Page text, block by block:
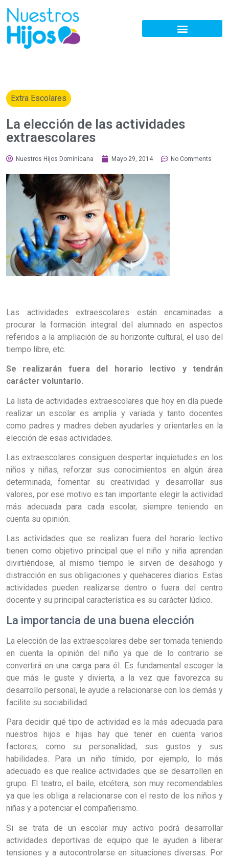
Extra Escolares
La elección de las actividades
extraescolares
Nuestros Hijos Dominicana Mayo 29, 2014 No Comments
Las actividades extraescolares están encaminadas a
procurar la formación integral del alumnado en aspectos
referidos a la ampliación de su horizonte cultural, el uso del
tiempo libre, etc.
Se realizarán fuera del horario lectivo y tendrán
carácter voluntario.
La lista de actividades extraescolares que hoy en día puede
realizar un escolar es amplia y variada y tanto docentes
como padres y madres deben ayudarles y orientarles en la
elección de esas actividades.
Las extraescolares consiguen despertar inquietudes en los
niños y niñas, reforzar sus conocimientos en algún área
determinada, fomentar su creatividad y desarrollar sus
valores, por ese motivo es tan importante elegir la actividad
más adecuada para cada escolar, siempre teniendo en
cuenta su opinión.
Las actividades que se realizan fuera del horario lectivo
tienen como objetivo principal que el niño y niña aprendan
divirtiéndose, al mismo tiempo le sirven de desahogo y
distracción en sus obligaciones y quehaceres diarios. Estas
actividades pueden realizarse dentro o fuera del centro
docente y su principal característica es su carácter lúdico.
La importancia de una buena elección
La elección de las extraescolares debe ser tomada teniendo
en cuenta la opinión del niño ya que de lo contrario se
convertirá en una carga para él. Es fundamental escoger la
que más le guste y divierta, a la vez que favorezca su
desarrollo personal, le ayude a relacionarse con los demás y
facilite su sociabilidad.
Para decidir qué tipo de actividad es la más adecuada para
nuestros hijos e hijas hay que tener en cuenta varios
factores, como su personalidad, sus gustos y sus
habilidades. Para un niño tímido, por ejemplo, lo más
adecuado es que realice actividades que se desarrollen en
grupo. El teatro, el baile, etcétera, son muy recomendables
ya que les obliga a relacionarse con el resto de los niños y
niñas y a potenciar el compañerismo.
Si se trata de un escolar muy activo podrá desarrollar
actividades deportivas de equipo que le ayuden a liberar
tensiones y a autocontrolarse en situaciones diversas. Por